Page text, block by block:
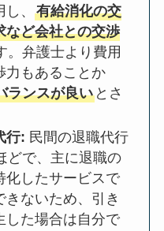
し、有給消化の交
など会社との交渉
。弁護士より費用
力もあることか
ランスが良い とさ
行: 民間の退職代行
どで、主に退職の
化したサービスで
ないため、引き
した場合は自分で